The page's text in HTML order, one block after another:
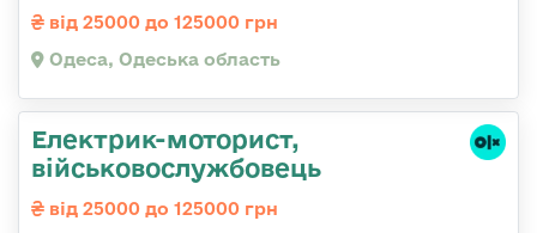
від 25000 до 125000 грн
Одеса, Одеська область
Електрик-моторист,
військовослужбовець
від 25000 до 125000 грн